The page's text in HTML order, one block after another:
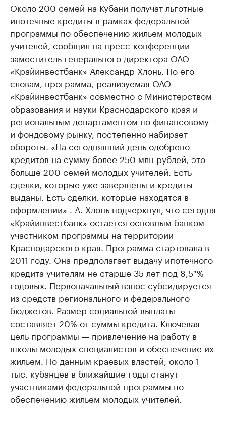
Около 200 семей на Кубани получат льготные
ипотечные кредиты в рамках федеральной
программы по обеспечению жильем молодых
учителей, сообщил на пресс-конференции
заместитель генерального директора ОАО
«Крайинвестбанк» Александр Хлонь. По его
словам, программа, реализуемая ОАО
«Крайинвестбанк» совместно с Министерством
образования и науки Краснодарского края и
региональным департаментом по финансовому
и фондовому рынку, постепенно набирает
обороты. «На сегодняшний день одобрено
кредитов на сумму более 250 млн рублей, это
больше 200 семей молодых учителей. Есть
сделки, которые уже завершены и кредиты
выданы. Есть сделки, которые находятся в
оформлении» . А. Хлонь подчеркнул, что сегодня
«Крайинвестбанк» остается основным банком-
участником программы на территории
Краснодарского края. Программа стартовала в
2011 году. Она предполагает выдачу ипотечного
кредита учителям не старше 35 лет под 8,5 %
годовых. Первоначальный взнос субсидируется
из средств регионального и федерального
бюджетов. Размер социальной выплаты
составляет 20% от суммы кредита. Ключевая
цель программы — привлечение на работу в
школы молодых специалистов и обеспечение их
жильем. По данным краевых властей, около 1
тыс. кубанцев в ближайшие годы станут
участниками федеральной программы по
обеспечению жильем молодых учителей.